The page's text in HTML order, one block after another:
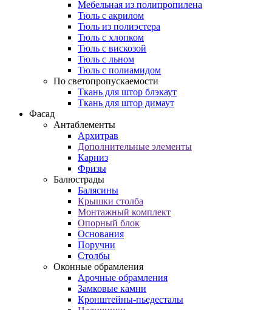
Мебельная из полипропилена
Тюль с акрилом
Тюль из полиэстера
Тюль с хлопком
Тюль с вискозой
Тюль с льном
Тюль с полиамидом
По светопропускаемости
Ткань для штор блэкаут
Ткань для штор димаут
Фасад
Антаблементы
Архитрав
Дополнительные элементы
Карниз
Фризы
Балюстрады
Балясины
Крышки столба
Монтажный комплект
Опорный блок
Основания
Поручни
Столбы
Оконные обрамления
Арочные обрамления
Замковые камни
Кронштейны-пьедесталы